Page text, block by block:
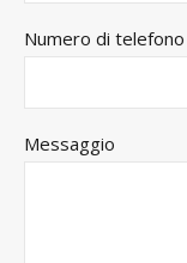
Numero di telefono
Messaggio